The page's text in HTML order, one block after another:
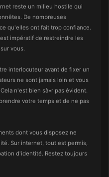
reste un milieu hostile qui
De nombreuses
qu'elles ont fait trop confiance.
impératif de restreindre les
vous.
interlocuteur avant de fixer un
ne sont jamais loin et vous
n'est bien sà»r pas évident.
votre temps et de ne pas
dont vous disposez ne
Sur internet, tout est permis,
d'identité. Restez toujours